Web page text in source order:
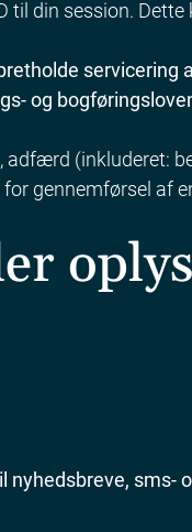
din session.
og
(inkluderet:
gennemførsel af
sms-